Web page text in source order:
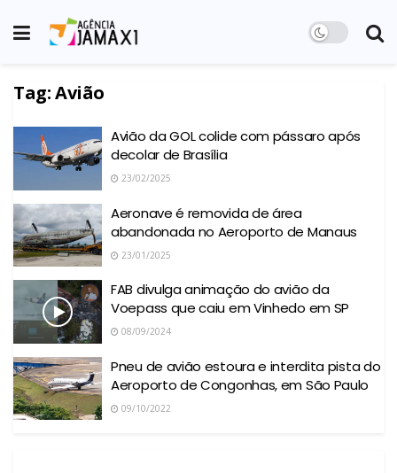
Tag:Avião
Avião da GOL colide com pássaro após
decolar de Brasília
23/02/2025
Aeronave é removida de área
abandonada no Aeroporto de Manaus
23/01/2025
FAB divulga animação do avião da
Voepass que caiu em Vinhedo em SP
08/09/2024
Pneu de avião estoura e interdita pista do
Aeroporto de Congonhas, em São Paulo
09/10/2022